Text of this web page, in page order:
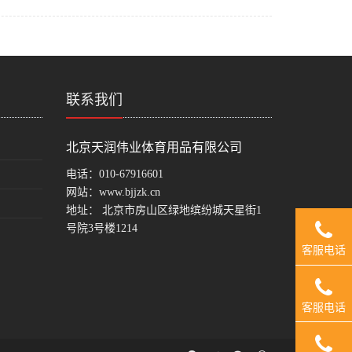
联系我们
北京天润伟业体育用品有限公司
电话： 010-67916601
网站： www.bjjzk.cn
地址： 北京市房山区绿地缤纷城天星街1
号院3号楼1214
客服电话
客服电话